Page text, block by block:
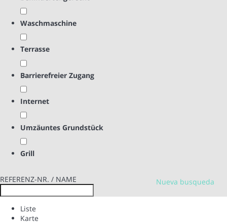
Waschmaschine
Terrasse
Barrierefreier Zugang
Internet
Umzäuntes Grundstück
Grill
Nueva busqueda
REFERENZ-NR. / NAME
Liste
Karte